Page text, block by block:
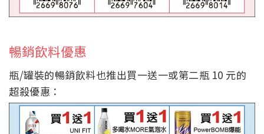
暢銷飲料優惠
瓶/罐裝的暢銷飲料也推出買一送一或第二瓶 10 元的
超殺優惠：